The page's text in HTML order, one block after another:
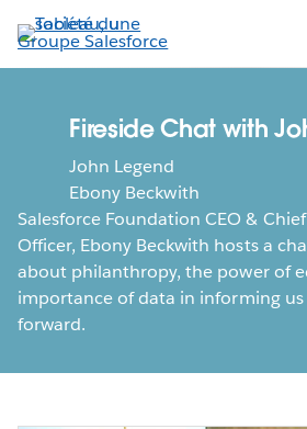
Aller
au
contenu
Fireside Chat with
John Legend
Ebony Beckwith
Salesforce Foundation CEO &
Officer, Ebony Beckwith hosts a
about philanthropy, the power of
importance of data in informing
forward.